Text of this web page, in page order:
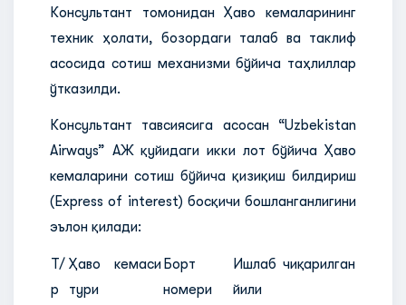
Консультант томонидан Ҳаво кемаларининг
техник ҳолати, бозордаги талаб ва таклиф
асосида сотиш механизми бўйича таҳлиллар
ўтказилди.
Консультант тавсиясига асосан “Uzbekistan
Airways” АЖ қуйидаги икки лот бўйича Ҳаво
кемаларини сотиш бўйича қизиқиш билдириш
(Express of interest) босқичи бошланганлигини
эълон қилади:
Т/
р
Ҳаво кемаси
тури
Борт
номери
Ишлаб чиқарилган
йили